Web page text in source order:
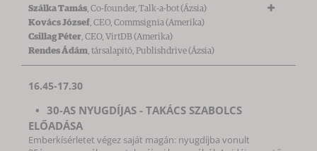
Szálka Tamás, Co-founder, Talk-a-bot (Ázsia)
Kovács József, CEO, Commsignia (Amerika)
Csillag Péter, CEO, VirtDB (Amerika)
Rendes Ádám, társalapító, Publishdrive (Ázsia)
16.45-17.30
30-AS NYUGDÍJAS - TAKÁCS SZABOLCS
ELŐADÁSA
Emberkísérletet végez saját magán: nyugdíjba vonult